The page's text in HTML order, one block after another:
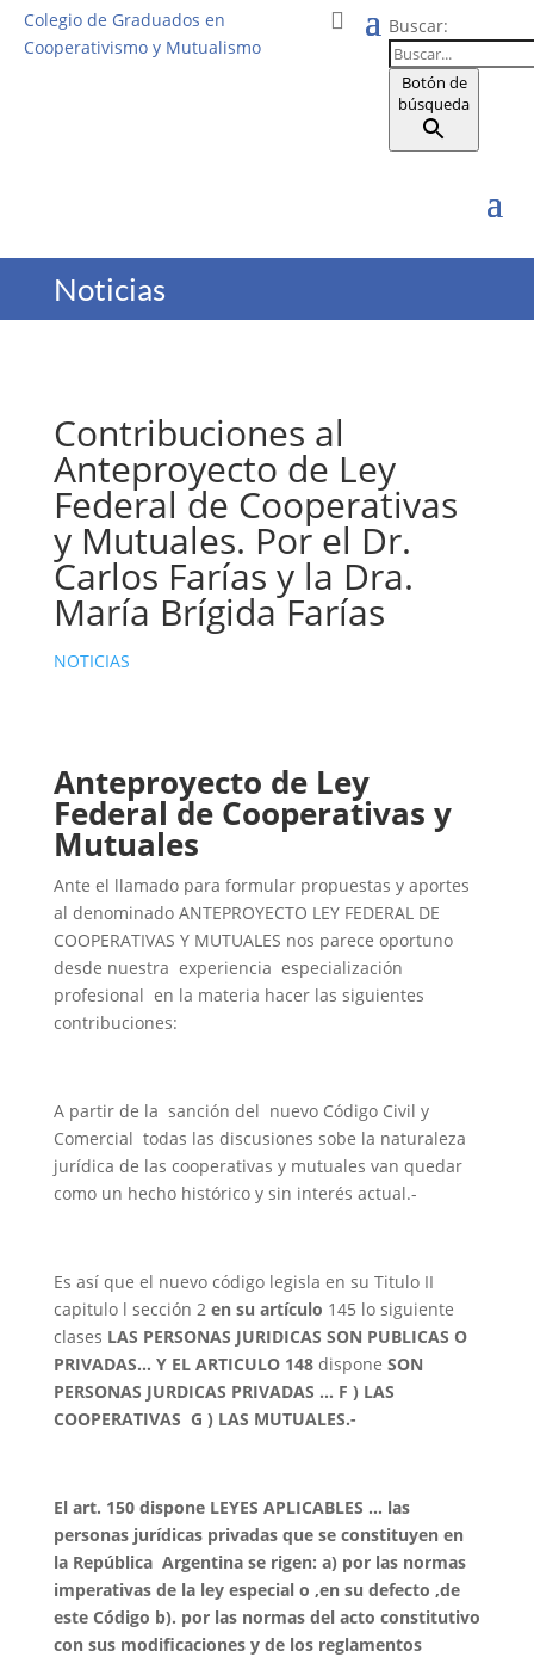
Colegio de Graduados en
Cooperativismo y Mutualismo
Buscar:
Botón de
búsqueda
Noticias
Contribuciones al
Anteproyecto de Ley
Federal de Cooperativas
y Mutuales. Por el Dr.
Carlos Farías y la Dra.
María Brígida Farías
NOTICIAS
Anteproyecto de Ley
Federal de Cooperativas y
Mutuales
Ante el llamado para formular propuestas y aportes
al denominado ANTEPROYECTO LEY FEDERAL DE
COOPERATIVAS Y MUTUALES nos parece oportuno
desde nuestra experiencia especialización
profesional en la materia hacer las siguientes
contribuciones:
A partir de la sanción del nuevo Código Civil y
Comercial todas las discusiones sobe la naturaleza
jurídica de las cooperativas y mutuales van quedar
como un hecho histórico y sin interés actual.-
Es así que el nuevo código legisla en su Titulo II
capitulo l sección 2en su artículo 145 lo siguiente
clases LAS PERSONAS JURIDICAS SON PUBLICAS O
PRIVADAS… Y EL ARTICULO 148 dispone SON
PERSONAS JURDICAS PRIVADAS … F ) LAS
COOPERATIVAS G ) LAS MUTUALES.-
El art. 150 dispone LEYES APLICABLES … las
personas jurídicas privadas que se constituyen en
la República Argentina se rigen: a) por las normas
imperativas de la ley especial o ,en su defecto ,de
este Código b). por las normas del acto constitutivo
con sus modificaciones y de los reglamentos